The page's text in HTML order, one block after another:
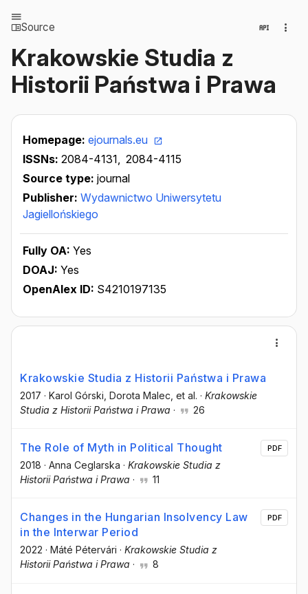
Source
Krakowskie Studia z
Historii Państwa i Prawa
Homepage: ejournals.eu
ISSNs: 2084-4131, 2084-4115
Source type: journal
Publisher: Wydawnictwo Uniwersytetu
Jagiellońskiego
Fully OA: Yes
DOAJ: Yes
OpenAlex ID: S4210197135
Krakowskie Studia z Historii Państwa i Prawa
2017 · Karol Górski , Dorota Malec , et al. · Krakowskie
Studia z Historii Państwa i Prawa · 26
The Role of Myth in Political Thought
2018 · Anna Ceglarska · Krakowskie Studia z
Historii Państwa i Prawa · 11
PDF
Changes in the Hungarian Insolvency Law
in the Interwar Period
2022 · Máté Pétervári · Krakowskie Studia z
Historii Państwa i Prawa · 8
PDF